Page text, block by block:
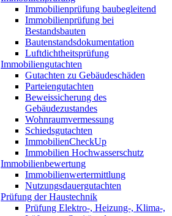
Immobilienprüfung baubegleitend
Immobilienprüfung bei
Bestandsbauten
Bautenstandsdokumentation
Luftdichtheitsprüfung
Immobiliengutachten
Gutachten zu Gebäudeschäden
Parteiengutachten
Beweissicherung des
Gebäudezustandes
Wohnraumvermessung
Schiedsgutachten
ImmobilienCheckUp
Immobilien Hochwasserschutz
Immobilienbewertung
Immobilienwertermittlung
Nutzungsdauergutachten
Prüfung der Haustechnik
Prüfung Elektro-, Heizung-, Klima-,